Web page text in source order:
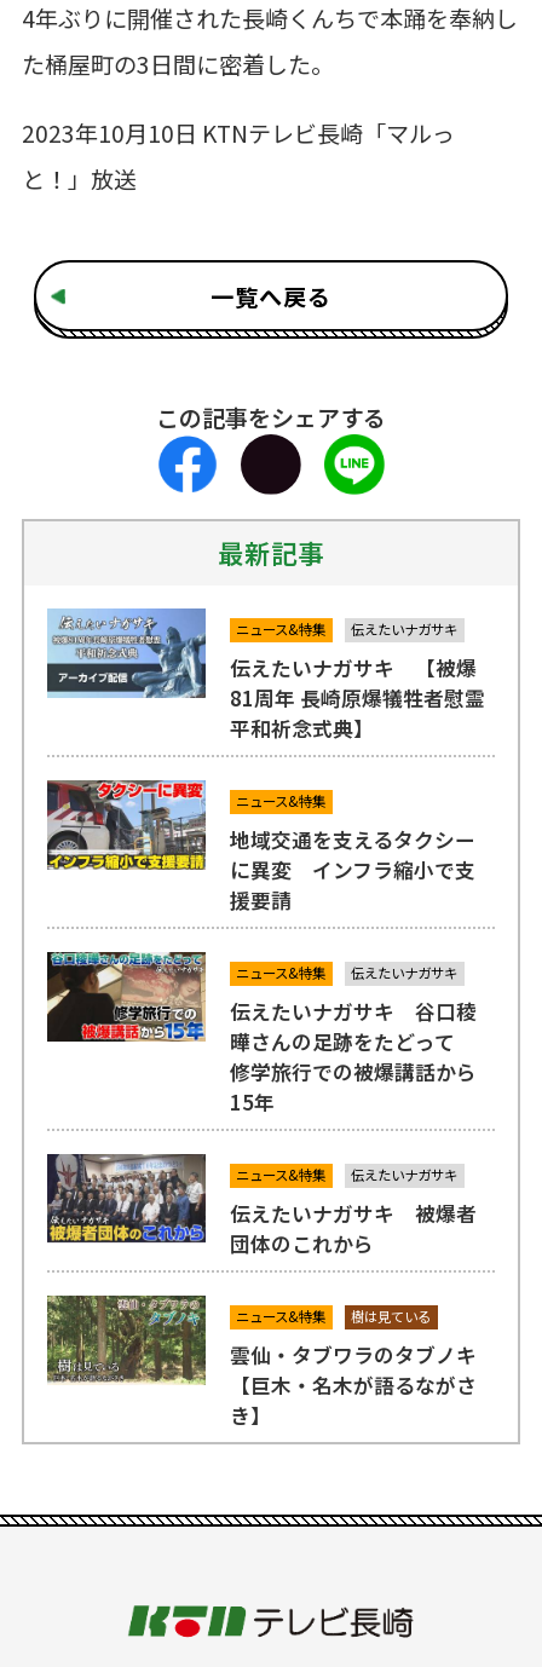
4年ぶりに開催された長崎くんちで本踊を奉納し
た桶屋町の3日間に密着した。
2023年10月10日 KTNテレビ長崎「マルっ
と！」放送
一覧へ戻る
この記事をシェアする
最新記事
ニュース&特集 伝えたいナガサキ
伝えたいナガサキ 【被爆
81周年 長崎原爆犠牲者慰霊
平和祈念式典】
ニュース&特集
地域交通を支えるタクシー
に異変 インフラ縮小で支
援要請
ニュース&特集 伝えたいナガサキ
伝えたいナガサキ 谷口稜
曄さんの足跡をたどって
修学旅行での被爆講話から
15年
ニュース&特集 伝えたいナガサキ
伝えたいナガサキ 被爆者
団体のこれから
ニュース&特集 樹は見ている
雲仙・タブワラのタブノキ
【巨木・名木が語るながさ
き】